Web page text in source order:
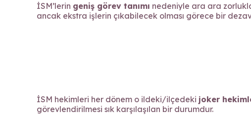
İSM’lerin geniş görev tanımı nedeniyle ara ara
ancak ekstra işlerin çıkabilecek olması görece bir
İSM hekimleri her dönem o ildeki/ilçedeki joker
görevlendirilmesi sık karşılaşılan bir durumdur.